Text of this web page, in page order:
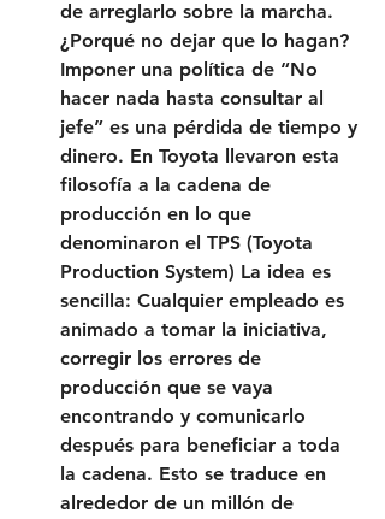
de arreglarlo sobre la marcha.
¿Porqué no dejar que lo hagan?
Imponer una política de “No
hacer nada hasta consultar al
jefe” es una pérdida de tiempo y
dinero. En Toyota llevaron esta
filosofía a la cadena de
producción en lo que
denominaron el TPS (Toyota
Production System) La idea es
sencilla: Cualquier empleado es
animado a tomar la iniciativa,
corregir los errores de
producción que se vaya
encontrando y comunicarlo
después para beneficiar a toda
la cadena. Esto se traduce en
alrededor de un millón de